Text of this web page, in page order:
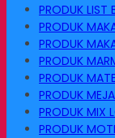
PRODUK LIST
PRODUK
PRODUK
PRODUK
PRODUK
PRODUK
PRODUK MIX
PRODUK